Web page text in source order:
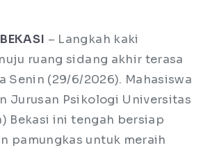
– Langkah kaki
ruang sidang akhir terasa
Senin (29/6/2026). Mahasiswa
Jurusan Psikologi Universitas
Bekasi ini tengah bersiap
pamungkas untuk meraih